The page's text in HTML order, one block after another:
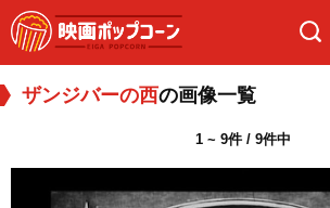
ザンジバーの西の画像一覧
1 ~ 9件 / 9件中